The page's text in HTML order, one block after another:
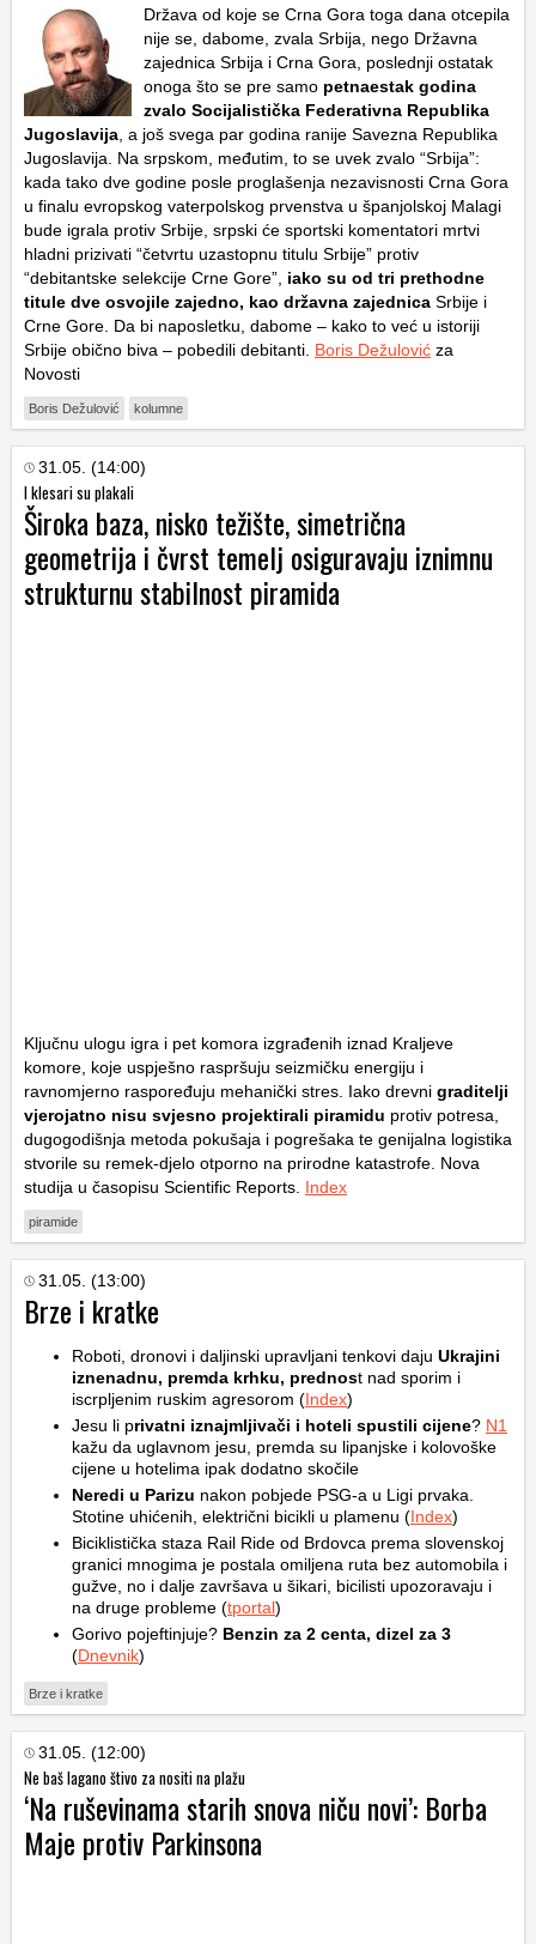
Država od koje se Crna Gora toga dana otcepila
nije se, dabome, zvala Srbija, nego Državna
zajednica Srbija i Crna Gora, poslednji ostatak
onoga što se pre samo petnaestak godina
zvalo Socijalistička Federativna Republika
Jugoslavija, a još svega par godina ranije Savezna Republika
Jugoslavija. Na srpskom, međutim, to se uvek zvalo “Srbija”:
kada tako dve godine posle proglašenja nezavisnosti Crna Gora
u finalu evropskog vaterpolskog prvenstva u španjolskoj Malagi
bude igrala protiv Srbije, srpski će sportski komentatori mrtvi
hladni prizivati “četvrtu uzastopnu titulu Srbije” protiv
“debitantske selekcije Crne Gore”, iako su od tri prethodne
titule dve osvojile zajedno, kao državna zajednica Srbije i
Crne Gore. Da bi naposletku, dabome – kako to već u istoriji
Srbije obično biva – pobedili debitanti. Boris Dežulović za
Novosti
Boris Dežulović kolumne
31.05. (14:00)
I klesari su plakali
Široka baza, nisko težište, simetrična
geometrija i čvrst temelj osiguravaju iznimnu
strukturnu stabilnost piramida
Ključnu ulogu igra i pet komora izgrađenih iznad Kraljeve
komore, koje uspješno raspršuju seizmičku energiju i
ravnomjerno raspoređuju mehanički stres. Iako drevni graditelji
vjerojatno nisu svjesno projektirali piramidu protiv potresa,
dugogodišnja metoda pokušaja i pogrešaka te genijalna logistika
stvorile su remek-djelo otporno na prirodne katastrofe. Nova
studija u časopisu Scientific Reports. Index
piramide
31.05. (13:00)
Brze i kratke
Roboti, dronovi i daljinski upravljani tenkovi daju Ukrajini
iznenadnu, premda krhku, prednost nad sporim i
iscrpljenim ruskim agresorom (Index)
Jesu li privatni iznajmljivači i hoteli spustili cijene? N1
kažu da uglavnom jesu, premda su lipanjske i kolovoške
cijene u hotelima ipak dodatno skočile
Neredi u Parizu nakon pobjede PSG-a u Ligi prvaka.
Stotine uhićenih, električni bicikli u plamenu (Index)
Biciklistička staza Rail Ride od Brdovca prema slovenskoj
granici mnogima je postala omiljena ruta bez automobila i
gužve, no i dalje završava u šikari, bicilisti upozoravaju i
na druge probleme (tportal)
Gorivo pojeftinjuje? Benzin za 2 centa, dizel za 3
(Dnevnik)
Brze i kratke
31.05. (12:00)
Ne baš lagano štivo za nositi na plažu
‘Na ruševinama starih snova niču novi’: Borba
Maje protiv Parkinsona